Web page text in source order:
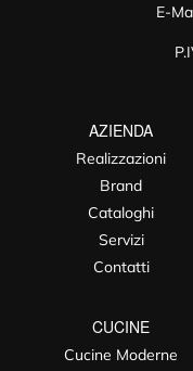
E-
AZIENDA
Realizzazioni
Brand
Cataloghi
Servizi
Contatti
CUCINE
Cucine Moderne